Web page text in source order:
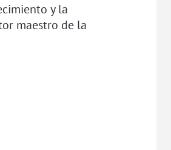
y la
maestro de la